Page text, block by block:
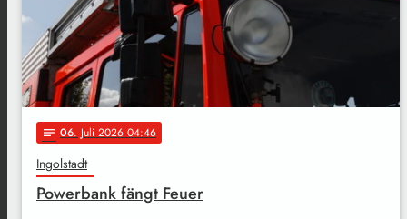
notes 06. Juli 2026 04:46
Ingolstadt
Powerbank fängt Feuer